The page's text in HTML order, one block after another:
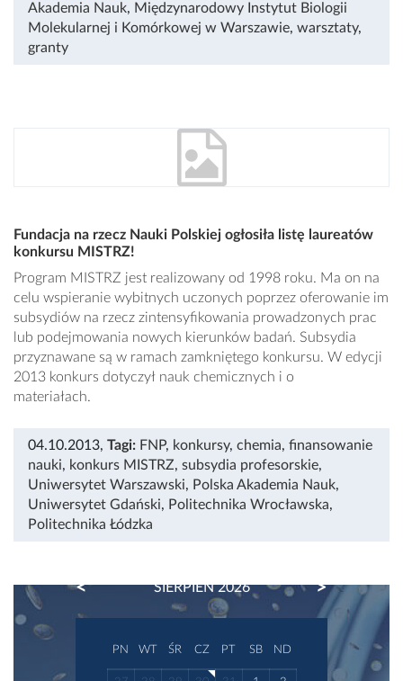
Akademia Nauk, Międzynarodowy Instytut Biologii
Molekularnej i Komórkowej w Warszawie, warsztaty,
granty
Fundacja na rzecz Nauki Polskiej ogłosiła listę laureatów
konkursu MISTRZ!
Program MISTRZ jest realizowany od 1998 roku. Ma on na
celu wspieranie wybitnych uczonych poprzez oferowanie im
subsydiów na rzecz zintensyfikowania prowadzonych prac
lub podejmowania nowych kierunków badań. Subsydia
przyznawane są w ramach zamkniętego konkursu. W edycji
2013 konkurs dotyczył nauk chemicznych i o
materiałach.
04.10.2013, Tagi: FNP, konkursy, chemia, finansowanie
nauki, konkurs MISTRZ, subsydia profesorskie,
Uniwersytet Warszawski, Polska Akademia Nauk,
Uniwersytet Gdański, Politechnika Wrocławska,
Politechnika Łódzka
SIERPIEŃ 2026
PREVIOUS NEXT
PN WT ŚR CZ PT SB ND